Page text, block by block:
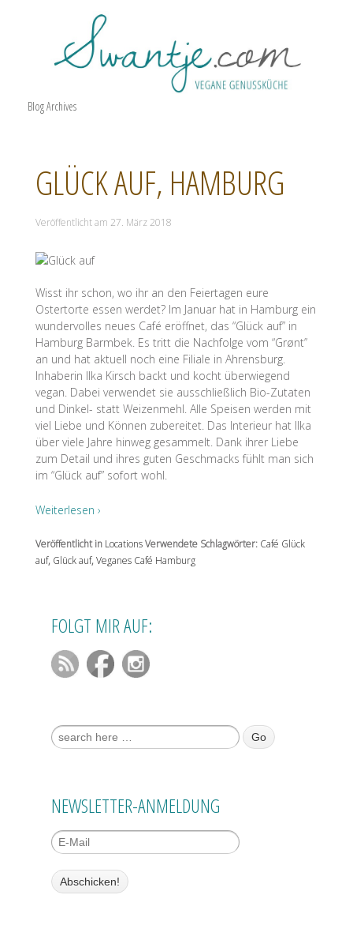
Blog Archives
GLÜCK AUF, HAMBURG
Veröffentlicht am 27. März 2018
Wisst ihr schon, wo ihr an den Feiertagen eure
Ostertorte essen werdet? Im Januar hat in Hamburg ein
wundervolles neues Café eröffnet, das “Glück auf” in
Hamburg Barmbek. Es tritt die Nachfolge vom “Grønt”
an und hat aktuell noch eine Filiale in Ahrensburg.
Inhaberin Ilka Kirsch backt und kocht überwiegend
vegan. Dabei verwendet sie ausschließlich Bio-Zutaten
und Dinkel- statt Weizenmehl. Alle Speisen werden mit
viel Liebe und Können zubereitet. Das Interieur hat Ilka
über viele Jahre hinweg gesammelt. Dank ihrer Liebe
zum Detail und ihres guten Geschmacks fühlt man sich
im “Glück auf” sofort wohl.
Weiterlesen ›
Veröffentlicht in LocationsVerwendete Schlagwörter: Café Glück
auf, Glück auf,Veganes Café Hamburg
FOLGT MIR AUF:
Suche nach:
NEWSLETTER-ANMELDUNG